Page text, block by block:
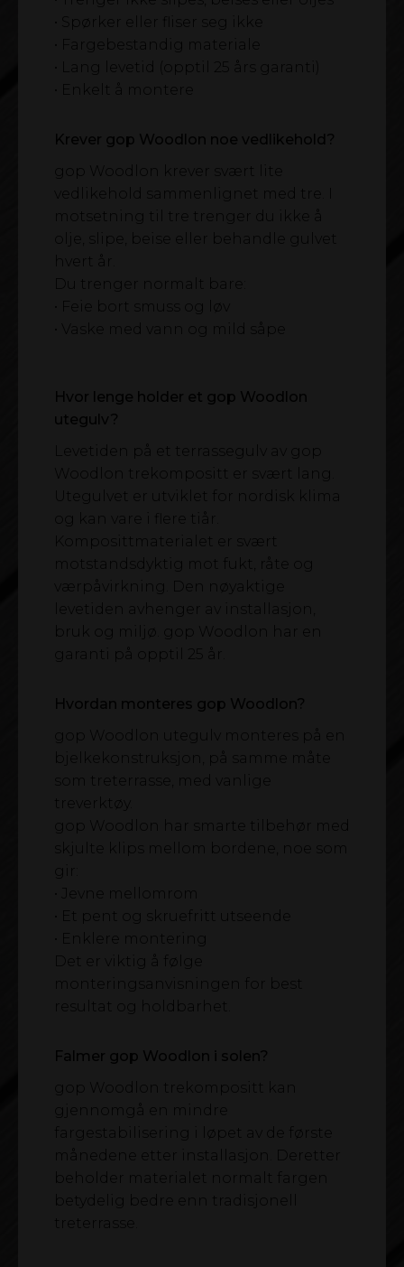
• Spørker eller fliser seg ikke
• Fargebestandig materiale
• Lang levetid (opptil 25 års garanti)
• Enkelt å montere
Krever gop Woodlon noe vedlikehold?
gop Woodlon krever svært lite
vedlikehold sammenlignet med tre. I
motsetning til tre trenger du ikke å
olje, slipe, beise eller behandle gulvet
hvert år.
Du trenger normalt bare:
• Feie bort smuss og løv
• Vaske med vann og mild såpe
Hvor lenge holder et gop Woodlon
utegulv?
Levetiden på et terrassegulv av gop
Woodlon trekompositt er svært lang.
Utegulvet er utviklet for nordisk klima
og kan vare i flere tiår.
Komposittmaterialet er svært
motstandsdyktig mot fukt, råte og
værpåvirkning. Den nøyaktige
levetiden avhenger av installasjon,
bruk og miljø. gop Woodlon har en
garanti på opptil 25 år.
Hvordan monteres gop Woodlon?
gop Woodlon utegulv monteres på en
bjelkekonstruksjon, på samme måte
som treterrasse, med vanlige
treverktøy.
gop Woodlon har smarte tilbehør med
skjulte klips mellom bordene, noe som
gir:
• Jevne mellomrom
• Et pent og skruefritt utseende
• Enklere montering
Det er viktig å følge
monteringsanvisningen for best
resultat og holdbarhet.
Falmer gop Woodlon i solen?
gop Woodlon trekompositt kan
gjennomgå en mindre
fargestabilisering i løpet av de første
månedene etter installasjon. Deretter
beholder materialet normalt fargen
betydelig bedre enn tradisjonell
treterrasse.